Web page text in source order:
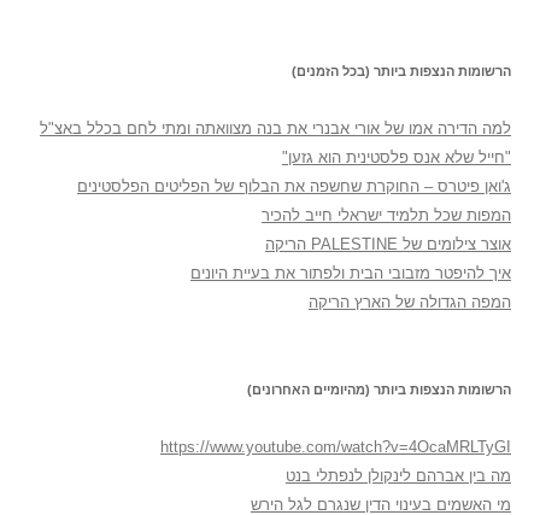
הרשומות הנצפות ביותר (בכל הזמנים)
למה הדירה אמו של אורי אבנרי את בנה מצוואתה ומתי לחם בכלל באצ"ל
"חייל שלא אנס פלסטינית הוא גזען"
ג'ואן פיטרס – החוקרת שחשפה את הבלוף של הפליטים הפלסטינים
המפות שכל תלמיד ישראלי חייב להכיר
אוצר צילומים של PALESTINE הריקה
איך להיפטר מזבובי הבית ולפתור את בעיית היונים
המפה הגדולה של הארץ הריקה
הרשומות הנצפות ביותר (מהיומיים האחרונים)
https://www.youtube.com/watch?v=4OcaMRLTyGI
מה בין אברהם לינקולן לנפתלי בנט
מי האשמים בעינוי הדין שנגרם לגל הירש